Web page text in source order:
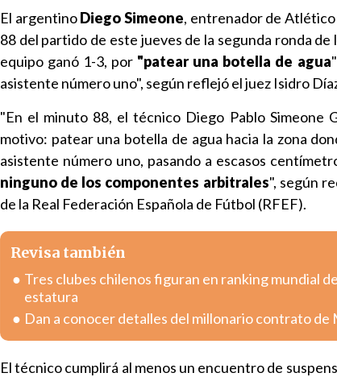
El argentinoDiego Simeone, entrenador de
88 del partido de este jueves de la segunda ronda
equipo ganó 1-3, por "patear una botella de agua"
asistente número uno", según reflejó el juez Isidro
"En el minuto 88, el técnico Diego Pablo Simeone
motivo: patear una botella de agua hacia la zona
asistente número uno, pasando a escasos
ninguno de los componentes arbitrales", según
de la Real Federación Española de Fútbol (RFEF).
Revisa también
Tres clubes chilenos figuran en ranking mundial
estatura
Dan a conocer detalles del millonario contrato de
El técnico cumplirá al menos un encuentro de